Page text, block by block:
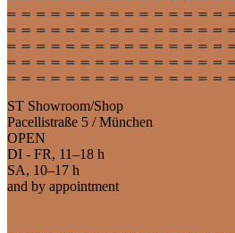
ST Showroom/Shop
Pacellistraße 5 / München
OPEN
DI - FR, 11–18 h
SA, 10–17 h
and by appointment